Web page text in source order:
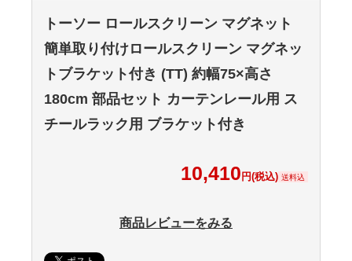
トーソー ロールスクリーン マグネット
簡単取り付けロールスクリーン マグネッ
トブラケット付き (TT) 約幅75×高さ
180cm 部品セット カーテンレール用 ス
チールラック用 ブラケット付き
10,410 円(税込) 送料込
商品レビューをみる